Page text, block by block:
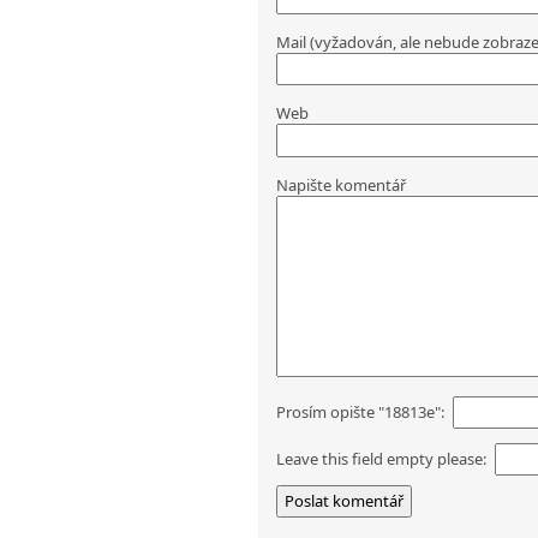
Mail (vyžadován, ale nebude
Web
Napište komentář
Prosím opište "18813e":
Leave this field empty please: